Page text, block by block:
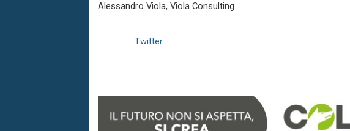
Alessandro Viola, Viola Consulting
Twitter